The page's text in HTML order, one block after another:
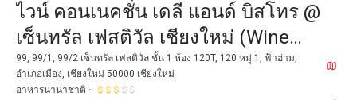
ไวน์ คอนเนคชั่น เดลี แอนด์ บิสโทร @
เซ็นทรัล เฟสติวัล เชียงใหม่ (Wine
Connection Deli & Bistro @ Central
Festival Chiangmai)
99, 99/1, 99/2 เซ็นทรัล เฟสติวัล ชั้น 1 ห้อง 120T, 120 หมู่ 1, ฟ้าฮ่าม,
อำเภอเมือง, เชียงใหม่ 50000 เชียงใหม่
อาหารนานาชาติ